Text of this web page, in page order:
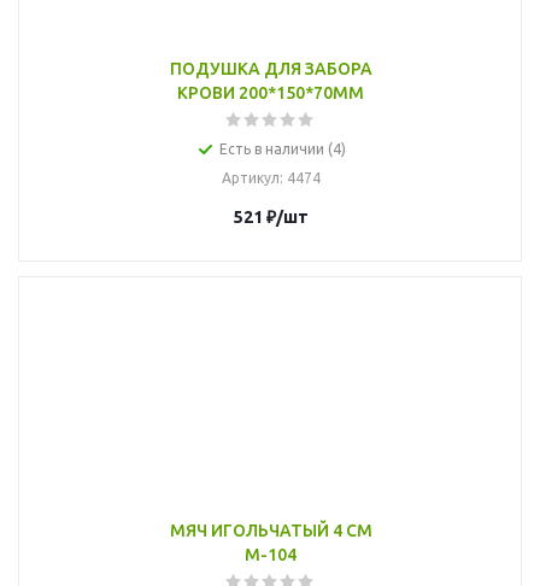
ПОДУШКА ДЛЯ ЗАБОРА
КРОВИ 200*150*70ММ
Есть в наличии (4)
Артикул: 4474
521 ₽/шт
МЯЧ ИГОЛЬЧАТЫЙ 4 СМ
М-104